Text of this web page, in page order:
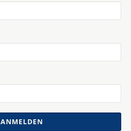
ANMELDEN